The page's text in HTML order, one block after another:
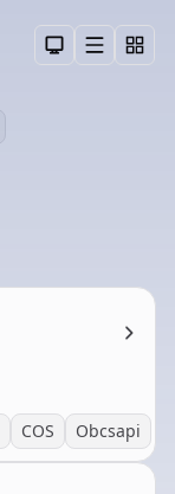
Menu
COS Obcsapi